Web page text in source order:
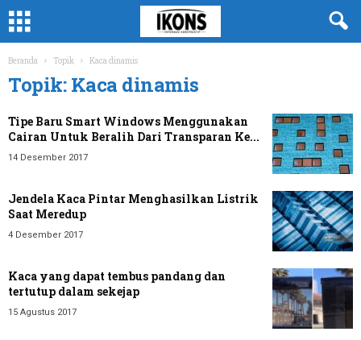
Beranda Topik Kaca dinamis
Topik: Kaca dinamis
Tipe Baru Smart Windows Menggunakan
Cairan Untuk Beralih Dari Transparan Ke...
14 Desember 2017
Jendela Kaca Pintar Menghasilkan Listrik
Saat Meredup
4 Desember 2017
Kaca yang dapat tembus pandang dan
tertutup dalam sekejap
15 Agustus 2017